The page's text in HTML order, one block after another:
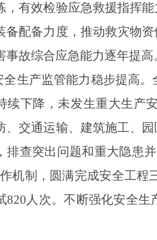
，有效检验应急救援指挥
备配备力度，推动救灾物
事故综合应急能力逐年提高
全生产监管能力稳步提高。
续下降，未发生重大生产
、交通运输、建筑施工、
排查突出问题和重大隐患
机制，圆满完成安全工程
820人 次。不断强化安全生